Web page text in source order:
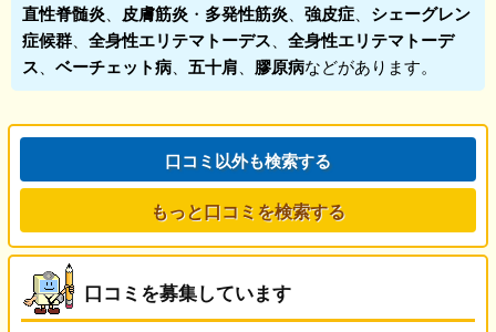
直性脊髄炎
皮膚筋炎 ・ 多発性筋炎 強皮症
シェーグレン
症候群
全身性エリテマトーデス
全身性エリテマトーデ
ス
ベーチェット病 五十肩 膠原病などがあります。
口コミ以外も検索する
もっと口コミを検索する
口コミを募集しています